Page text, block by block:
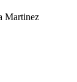
Martinez